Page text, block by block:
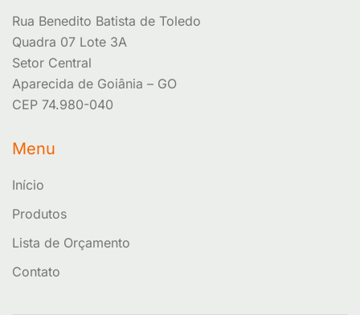
Rua Benedito Batista de Toledo
Quadra 07 Lote 3A
Setor Central
Aparecida de Goiânia – GO
CEP 74.980-040
Menu
Início
Produtos
Lista de Orçamento
Contato